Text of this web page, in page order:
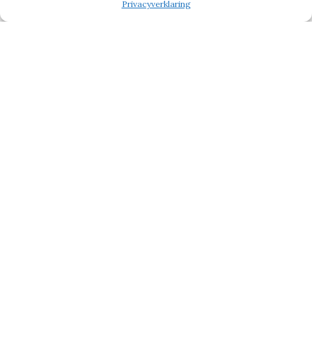
Privacyverklaring
veel partijen hun steentje bijdragen.